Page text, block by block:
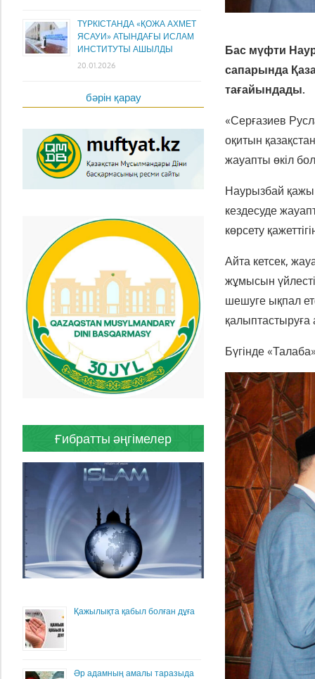
Бас мүфти
сапарында
тағайындады.
«Серғазиев
оқитын
жауапты өкіл
Наурызбай қажы
кездесуде
көрсету
Айта кетсек,
жұмысын
шешуге ықпал
қалыптастыруға
Бүгінде
ТҮРКІСТАНДА «ҚОЖА АХМЕТ
ЯСАУИ» АТЫНДАҒЫ ИСЛАМ
ИНСТИТУТЫ АШЫЛДЫ
20.01.2026
бәрін қарау
Ғибратты әңгімелер
Қажылықта қабыл болған дұға
Әр адамның амалы таразыда